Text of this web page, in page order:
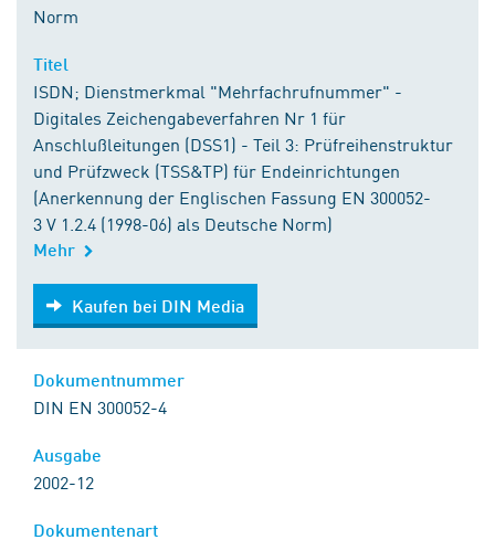
Norm
ISDN; Dienstmerkmal "Mehrfachrufnummer" -
Digitales Zeichengabeverfahren Nr 1 für
Anschlußleitungen (DSS1) - Teil 3: Prüfreihenstruktur
und Prüfzweck (TSS&TP) für Endeinrichtungen
(Anerkennung der Englischen Fassung EN 300052-
3 V 1.2.4 (1998-06) als Deutsche Norm)
Mehr
Kaufen bei DIN Media
Kaufen bei DIN Media
DIN EN 300052-4
2002-12